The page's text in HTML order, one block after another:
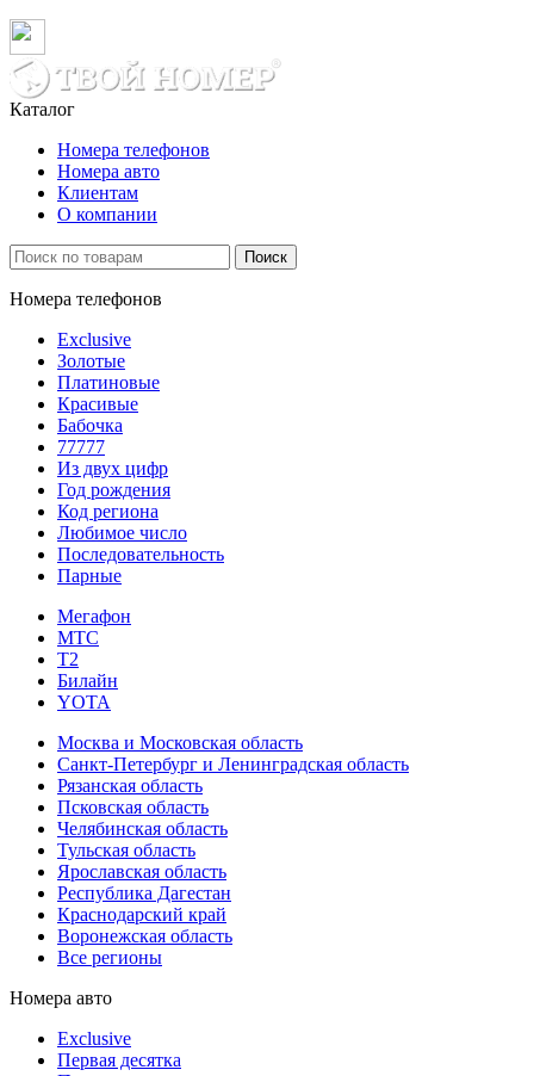
Каталог
Номера телефонов
Номера авто
Клиентам
О компании
Поиск
Номера телефонов
Exclusive
Золотые
Платиновые
Красивые
Бабочка
77777
Из двух цифр
Год рождения
Код региона
Любимое число
Последовательность
Парные
Мегафон
МТС
Т2
Билайн
YOTA
Москва и Московская область
Санкт-Петербург и Ленинградская область
Рязанская область
Псковская область
Челябинская область
Тульская область
Ярославская область
Республика Дагестан
Краснодарский край
Воронежская область
Все регионы
Номера авто
Exclusive
Первая десятка